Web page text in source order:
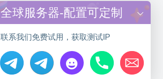
全球服务器-配置可定制
联系我们免费试用，获取测试IP